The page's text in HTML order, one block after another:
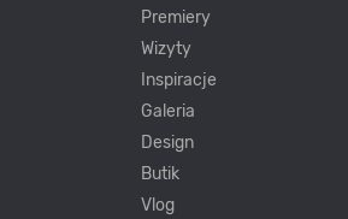
Premiery
Wizyty
Inspiracje
Galeria
Design
Butik
Vlog